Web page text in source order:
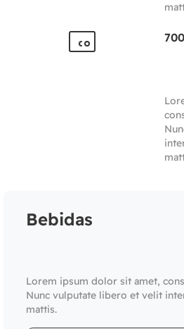
Bebidas
Lorem ipsum dolor sit amet,
Nunc vulputate libero et velit
mattis.